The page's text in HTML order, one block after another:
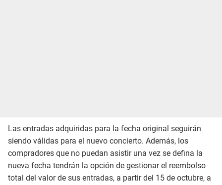
Las entradas adquiridas para la fecha original seguirán
siendo válidas para el nuevo concierto. Además, los
compradores que no puedan asistir una vez se defina la
nueva fecha tendrán la opción de gestionar el reembolso
total del valor de sus entradas, a partir del 15 de octubre, a